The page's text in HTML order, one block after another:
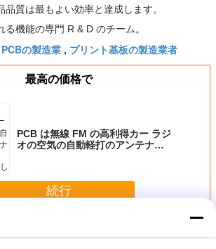
質は最もよい効率と達成します。
る機能の専門 R & D のチーム。
PCBの製造業 , プリント基板の製造業者
最高の価格で
PCB は無線 FM の高利得カー ラジ
オの空気の自動軽打のアンテナ
続行